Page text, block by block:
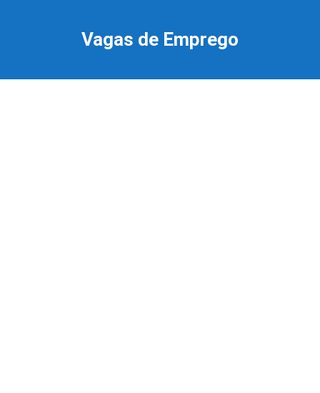
Vagas de Emprego